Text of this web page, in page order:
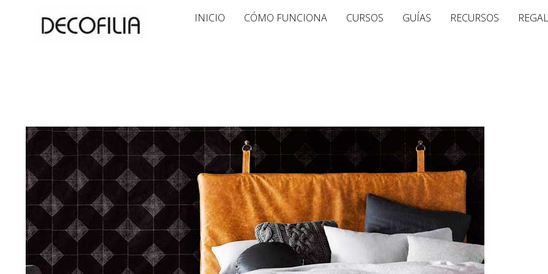
INICIO CÓMO FUNCIONA CURSOS GUÍAS RECURSOS